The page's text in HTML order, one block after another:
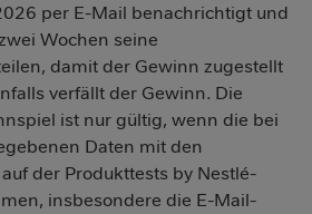
per E-Mail benachrichtigt und
Wochen seine
damit der Gewinn zugestellt
verfällt der Gewinn. Die
ist nur gültig, wenn die bei
Daten mit den
der Produkttests by Nestlé-
insbesondere die E-Mail-